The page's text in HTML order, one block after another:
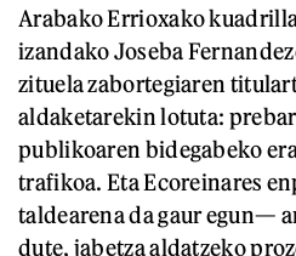
Arabako Errioxako
izandako Joseba
zituela zabortegiaren
aldaketarekin lotuta:
publikoaren bidegabeko
trafikoa. Eta Ecoreinares
taldearena da gaur egun—
dute, jabetza aldatzeko